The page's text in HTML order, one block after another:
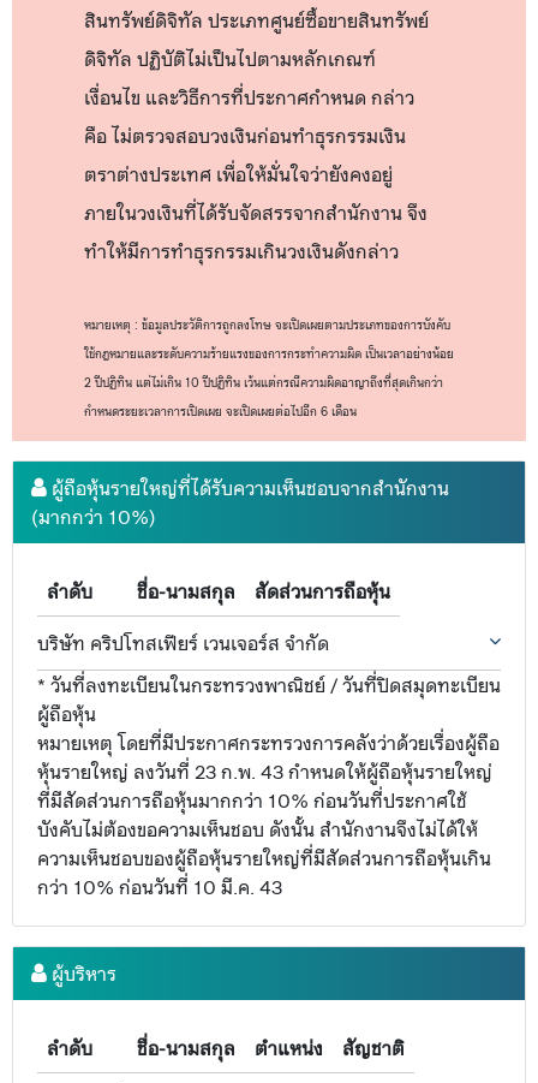
สินทรัพย์ดิจิทัล ประเภทศูนย์ซื้อขายสินทรัพย์
ดิจิทัล ปฏิบัติไม่เป็นไปตามหลักเกณฑ์
เงื่อนไข และวิธีการที่ประกาศกำหนด กล่าว
คือ ไม่ตรวจสอบวงเงินก่อนทำธุรกรรมเงิน
ตราต่างประเทศ เพื่อให้มั่นใจว่ายังคงอยู่
ภายในวงเงินที่ได้รับจัดสรรจากสำนักงาน จึง
ทำให้มีการทำธุรกรรมเกินวงเงินดังกล่าว
หมายเหตุ : ข้อมูลประวัติการถูกลงโทษ จะเปิดเผยตามประเภทของการบังคับ
ใช้กฎหมายและระดับความร้ายแรงของการกระทำความผิด เป็นเวลาอย่างน้อย
2 ปีปฏิทิน แต่ไม่เกิน 10 ปีปฏิทิน เว้นแต่กรณีความผิดอาญาถึงที่สุดเกินกว่า
กำหนดระยะเวลาการเปิดเผย จะเปิดเผยต่อไปอีก 6 เดือน
ผู้ถือหุ้นรายใหญ่ที่ได้รับความเห็นชอบจากสำนักงาน
(มากกว่า 10%)
ลำดับ ชื่อ-นามสกุล
สัดส่วนการถือหุ้น
บริษัท คริปโทสเฟียร์ เวนเจอร์ส จำกัด
* วันที่ลงทะเบียนในกระทรวงพาณิชย์ / วันที่ปิดสมุดทะเบียน
ผู้ถือหุ้น
หมายเหตุ โดยที่มีประกาศกระทรวงการคลังว่าด้วยเรื่องผู้ถือ
หุ้นรายใหญ่ ลงวันที่ 23 ก.พ. 43 กำหนดให้ผู้ถือหุ้นรายใหญ่
ที่มีสัดส่วนการถือหุ้นมากกว่า 10% ก่อนวันที่ประกาศใช้
บังคับไม่ต้องขอความเห็นชอบ ดังนั้น สำนักงานจึงไม่ได้ให้
ความเห็นชอบของผู้ถือหุ้นรายใหญ่ที่มีสัดส่วนการถือหุ้นเกิน
กว่า 10% ก่อนวันที่ 10 มี.ค. 43
ผู้บริหาร
ลำดับ ชื่อ-นามสกุล ตำแหน่ง
สัญชาติ